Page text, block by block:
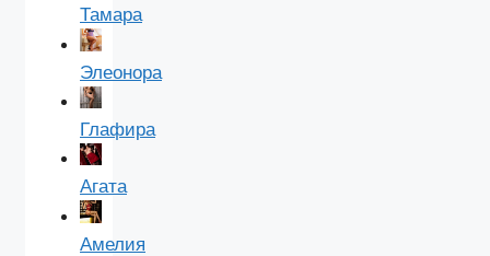
Тамара
Элеонора
Глафира
Агата
Амелия